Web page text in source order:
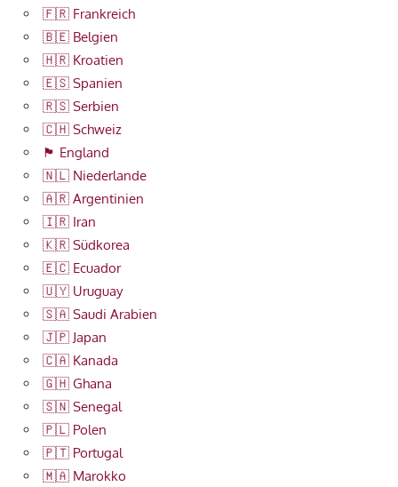
🇫🇷 Frankreich
🇧🇪 Belgien
🇭🇷 Kroatien
🇪🇸 Spanien
🇷🇸 Serbien
🇨🇭 Schweiz
🏴󠁧󠁢󠁥󠁮󠁧󠁿 England
🇳🇱 Niederlande
🇦🇷 Argentinien
🇮🇷 Iran
🇰🇷 Südkorea
🇪🇨 Ecuador
🇺🇾 Uruguay
🇸🇦 Saudi Arabien
🇯🇵 Japan
🇨🇦 Kanada
🇬🇭 Ghana
🇸🇳 Senegal
🇵🇱 Polen
🇵🇹 Portugal
🇲🇦 Marokko